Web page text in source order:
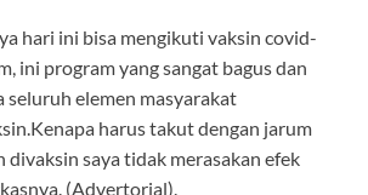
hari ini bisa mengikuti vaksin covid-
ini program yang sangat bagus dan
seluruh elemen masyarakat
harus takut dengan jarum
divaksin saya tidak merasakan efek
(Advertorial).